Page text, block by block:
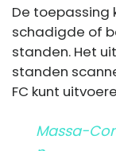
De toepassing
schadigde of
standen. Het
standen
FC kunt
Massa-